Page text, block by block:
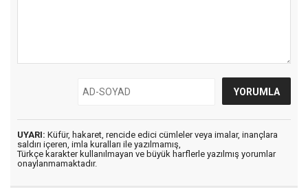
UYARI: Küfür, hakaret, rencide edici cümleler veya imalar, inançlara
saldırı içeren, imla kuralları ile yazılmamış,
Türkçe karakter kullanılmayan ve büyük harflerle yazılmış yorumlar
onaylanmamaktadır.